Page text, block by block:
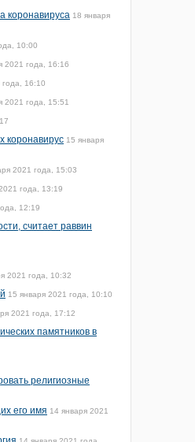
коронавируса 18 января
10:00
2021 года, 16:16
года, 16:10
2021 года, 15:51
коронавирус 15 января
2021 года, 15:03
года, 13:19
12:19
считает раввин
2021 года, 10:32
15 января 2021 года, 10:10
2021 года, 17:12
памятников в
религиозные
его имя 14 января 2021